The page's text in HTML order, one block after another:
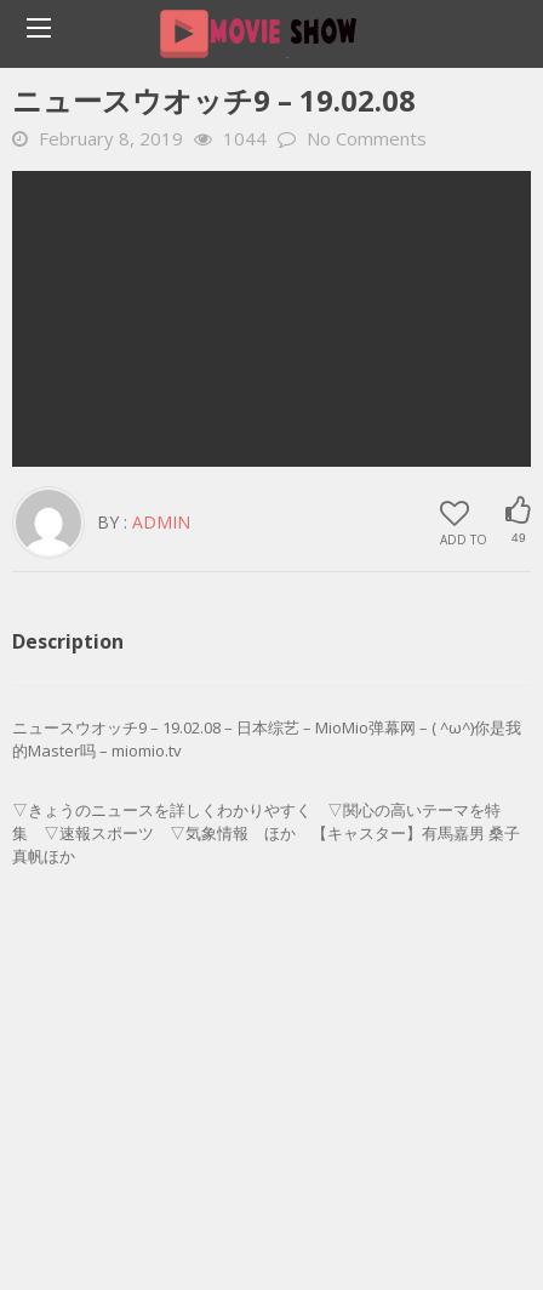
Home YOUTUBE 動画 毎日 ニュースウオッチ9 – 19.02.08
ニュースウオッチ9 – 19.02.08
February 8, 2019 1044 No Comments
ADD TO 49
BY : ADMIN
Description
ニュースウオッチ9 – 19.02.08 – 日本综艺 – MioMio弹幕网 – ( ^ω^)你是我
的Master吗 – miomio.tv
▽きょうのニュースを詳しくわかりやすく ▽関心の高いテーマを特
集 ▽速報スポーツ ▽気象情報 ほか 【キャスター】有馬嘉男 桑子
真帆ほか